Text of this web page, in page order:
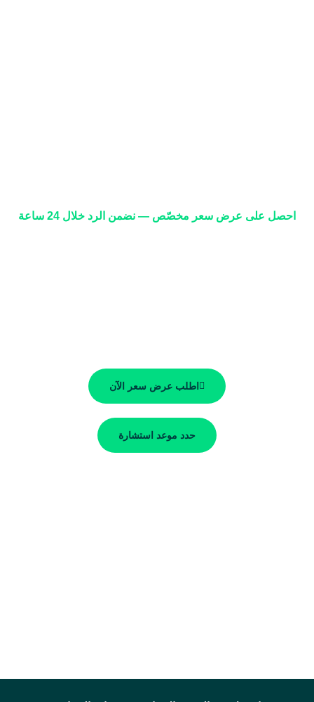
احصل على عرض سعر مخصّص — نضمن الرد خلال 24 ساعة
اطلب عرض سعر الآن
حدد موعد استشارة